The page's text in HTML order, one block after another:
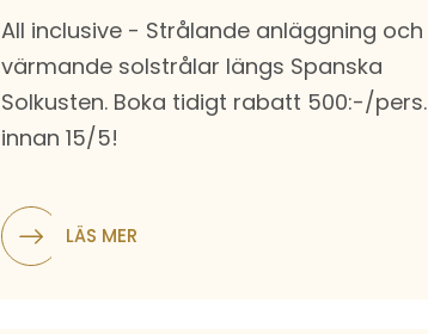
All inclusive - Strålande anläggning och
värmande solstrålar längs Spanska
Solkusten. Boka tidigt rabatt 500:-/pers.
innan 15/5!
LÄS MER